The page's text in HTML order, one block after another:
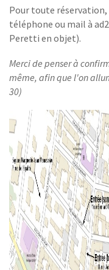
Pour toute réservation,
téléphone ou mail à
Peretti en objet).
Merci de penser à
même, afin que l'on
30)